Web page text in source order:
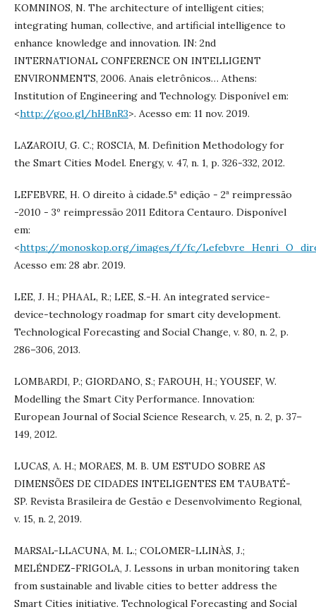
KOMNINOS, N. The architecture of intelligent cities;
integrating human, collective, and artificial intelligence to
enhance knowledge and innovation. IN: 2nd
INTERNATIONAL CONFERENCE ON INTELLIGENT
ENVIRONMENTS, 2006. Anais eletrônicos… Athens:
Institution of Engineering and Technology. Disponível em:
<http://goo.gl/hHBnR3>. Acesso em: 11 nov. 2019.
LAZAROIU, G. C.; ROSCIA, M. Definition Methodology for
the Smart Cities Model. Energy, v. 47, n. 1, p. 326-332, 2012.
LEFEBVRE, H. O direito à cidade.5ª edição - 2ª reimpressão
-2010 - 3º reimpressão 2011 Editora Centauro. Disponível
em:
<https://monoskop.org/images/f/fc/
Acesso em: 28 abr. 2019.
LEE, J. H.; PHAAL, R.; LEE, S.-H. An integrated service-
device-technology roadmap for smart city development.
Technological Forecasting and Social Change, v. 80, n. 2, p.
286–306, 2013.
LOMBARDI, P.; GIORDANO, S.; FAROUH, H.; YOUSEF, W.
Modelling the Smart City Performance. Innovation:
European Journal of Social Science Research, v. 25, n. 2, p. 37–
149, 2012.
LUCAS, A. H.; MORAES, M. B. UM ESTUDO SOBRE AS
DIMENSÕES DE CIDADES INTELIGENTES EM TAUBATÉ-
SP. Revista Brasileira de Gestão e Desenvolvimento Regional,
v. 15, n. 2, 2019.
MARSAL-LLACUNA, M. L.; COLOMER-LLINÀS, J.;
MELÉNDEZ-FRIGOLA, J. Lessons in urban monitoring taken
from sustainable and livable cities to better address the
Smart Cities initiative. Technological Forecasting and Social